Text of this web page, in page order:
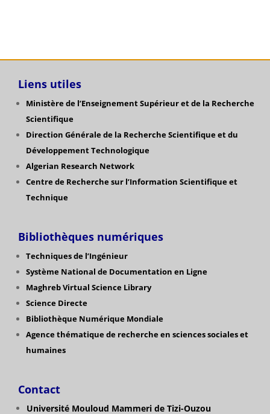
Liens utiles
Ministère de l’Enseignement Supérieur et de la Recherche
Scientifique
Direction Générale de la Recherche Scientifiqueet du
Développement Technologique
Algerian Research Network
Centre de Recherche sur l’Information Scientifique et
Technique
Bibliothèques numériques
Techniques de l’Ingénieur
Système National de Documentation en Ligne
Maghreb Virtual Science Library
Science Directe
Bibliothèque Numérique Mondiale
Agence thématique de recherche en sciences sociales et
humaines
Contact
Université Mouloud Mammeri de Tizi-Ouzou